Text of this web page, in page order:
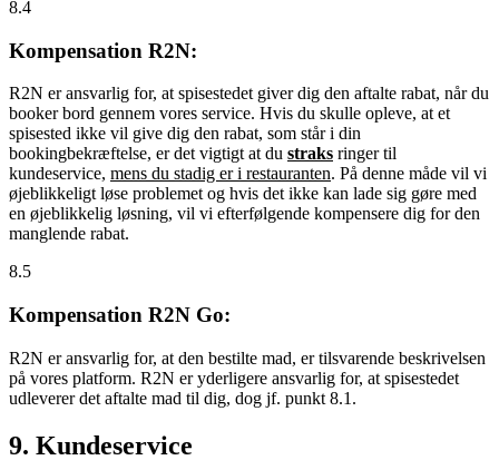
8.4
Kompensation R2N:
R2N er ansvarlig for, at spisestedet giver dig den aftalte rabat, når du
booker bord gennem vores service. Hvis du skulle opleve, at et
spisested ikke vil give dig den rabat, som står i din
bookingbekræftelse, er det vigtigt at du straks ringer til
kundeservice, mens du stadig er i restauranten. På denne måde vil vi
øjeblikkeligt løse problemet og hvis det ikke kan lade sig gøre med
en øjeblikkelig løsning, vil vi efterfølgende kompensere dig for den
manglende rabat.
8.5
Kompensation R2N Go:
R2N er ansvarlig for, at den bestilte mad, er tilsvarende beskrivelsen
på vores platform. R2N er yderligere ansvarlig for, at spisestedet
udleverer det aftalte mad til dig, dog jf. punkt 8.1.
9. Kundeservice